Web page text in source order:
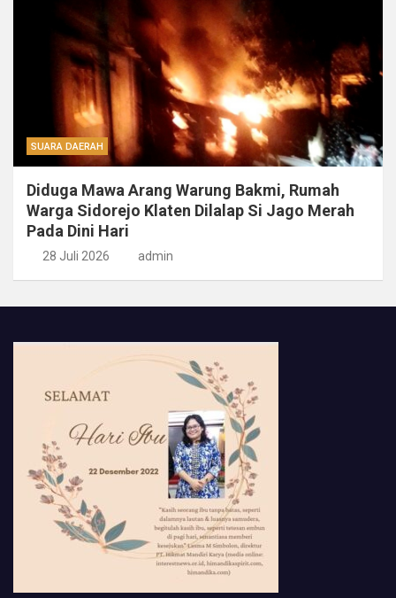
SUARA DAERAH
Diduga Mawa Arang Warung Bakmi, Rumah
Warga Sidorejo Klaten Dilalap Si Jago Merah
Pada Dini Hari
28 Juli 2026 admin